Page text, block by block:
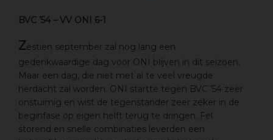
BVC ’54 – VV ONI 6-1
Zestien september zal nog lang een
gedenkwaardige dag voor ONI blijven in dit seizoen.
Maar een dag, die niet met al te veel vreugde
herdacht zal worden. ONI startte tegen BVC ’54 zeer
onstuimig en wist de tegenstander zeer zeker in de
beginfase op eigen helft terug te dringen. Fel
storend en snelle combinaties leverden een